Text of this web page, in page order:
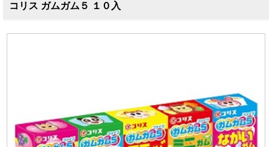
コリス ガムガム５ １０入